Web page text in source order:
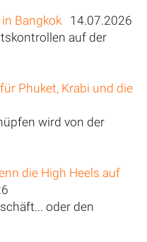
Bangkok14.07.2026
auf der
Phuket, Krabi und die
wird von der
die High Heels auf
oder den